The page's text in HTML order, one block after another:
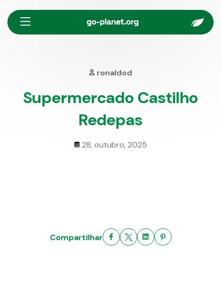
Menu
ronaldod
Supermercado Castilho
Redepas
28, outubro, 2025
Compartilhar